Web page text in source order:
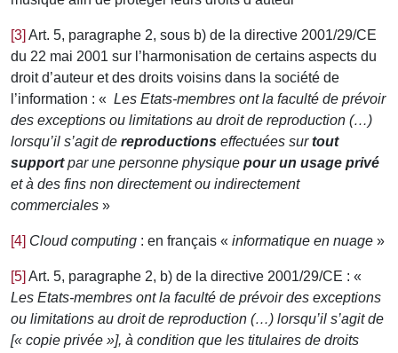
[3] Art. 5, paragraphe 2, sous b) de la directive 2001/29/CE
du 22 mai 2001 sur l’harmonisation de certains aspects du
droit d’auteur et des droits voisins dans la société de
l’information : « Les Etats-membres ont la faculté de prévoir
des exceptions ou limitations au droit de reproduction (…)
lorsqu’il s’agit de reproductions effectuées surtout
supportpar une personne physique pour un usage privé
et à des fins non directement ou indirectement
commerciales »
[4] Cloud computing : en français « informatique en nuage »
[5] Art. 5, paragraphe 2, b) de la directive 2001/29/CE : «
Les Etats-membres ont la faculté de prévoir des exceptions
ou limitations au droit de reproduction (…) lorsqu’il s’agit de
[« copie privée »], à condition que les titulaires de droits